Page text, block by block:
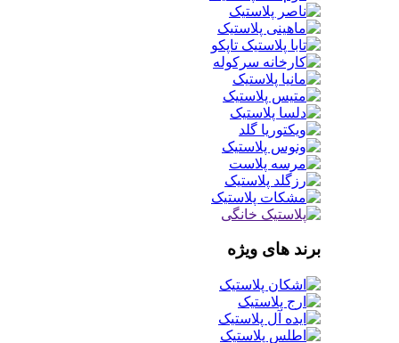
برند های ویژه